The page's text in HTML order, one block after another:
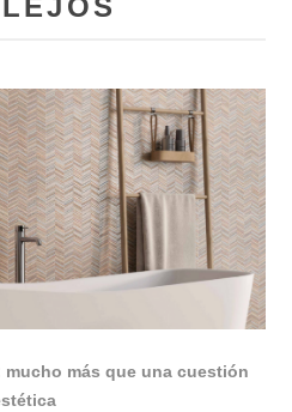
más que una cuestión